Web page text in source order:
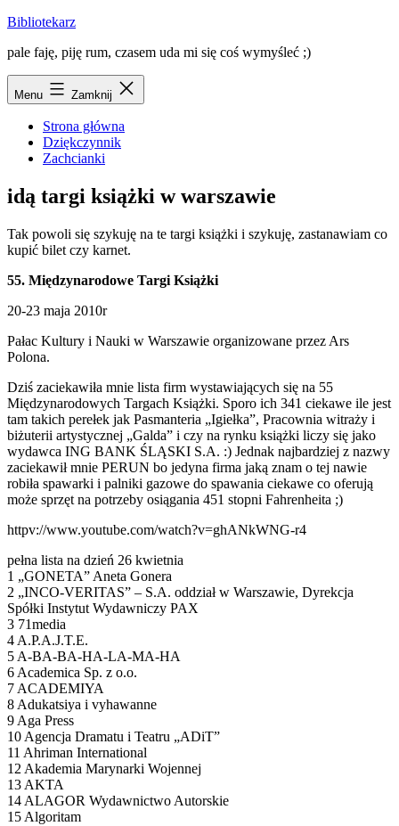
Przejdź
treści
Bibliotekarz
pale faję, piję rum, czasem uda mi się coś wymyśleć ;)
Menu Zamknij
Strona główna
Dziękczynnik
Zachcianki
idą targi książki w warszawie
Tak powoli się szykuję na te targi książki i szykuję, zastanawiam co
kupić bilet czy karnet.
55. Międzynarodowe Targi Książki
20-23 maja 2010r
Pałac Kultury i Nauki w Warszawie organizowane przez Ars
Polona.
Dziś zaciekawiła mnie lista firm wystawiających się na 55
Międzynarodowych Targach Książki. Sporo ich 341 ciekawe ile jest
tam takich perełek jak Pasmanteria „Igiełka”, Pracownia witraży i
biżuterii artystycznej „Galda” i czy na rynku książki liczy się jako
wydawca ING BANK ŚLĄSKI S.A. :) Jednak najbardziej z nazwy
zaciekawił mnie PERUN bo jedyna firma jaką znam o tej nawie
robiła spawarki i palniki gazowe do spawania ciekawe co oferują
może sprzęt na potrzeby osiągania 451 stopni Fahrenheita ;)
httpv://www.youtube.com/watch?v=ghANkWNG-r4
pełna lista na dzień 26 kwietnia
1 „GONETA” Aneta Gonera
2 „INCO-VERITAS” – S.A. oddział w Warszawie, Dyrekcja
Spółki Instytut Wydawniczy PAX
3 71media
4 A.P.A.J.T.E.
5 A-BA-BA-HA-LA-MA-HA
6 Academica Sp. z o.o.
7 ACADEMIYA
8 Adukatsiya i vyhawanne
9 Aga Press
10 Agencja Dramatu i Teatru „ADiT”
11 Ahriman International
12 Akademia Marynarki Wojennej
13 AKTA
14 ALAGOR Wydawnictwo Autorskie
15 Algoritam